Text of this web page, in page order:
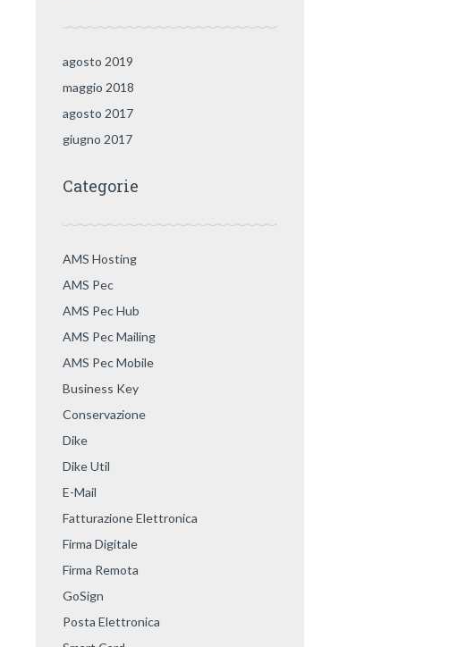
agosto 2019
maggio 2018
agosto 2017
giugno 2017
Categorie
AMS Hosting
AMS Pec
AMS Pec Hub
AMS Pec Mailing
AMS Pec Mobile
Business Key
Conservazione
Dike
Dike Util
E-Mail
Fatturazione Elettronica
Firma Digitale
Firma Remota
GoSign
Posta Elettronica